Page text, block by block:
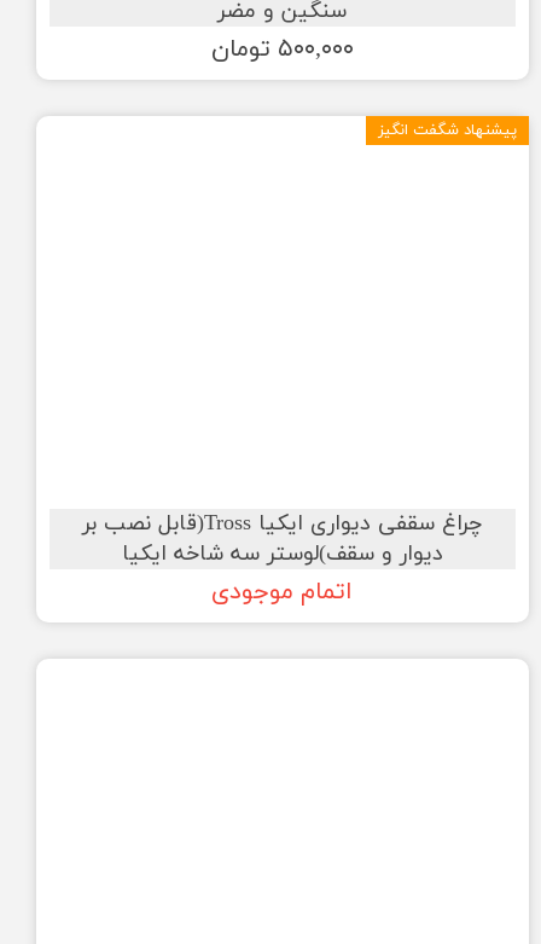
سنگین و مضر
۵۰۰,۰۰۰ تومان
چراغ سقفی دیواری ایکیا Tross(قابل نصب بر
دیوار و سقف)لوستر سه شاخه ایکیا
اتمام موجودی
پیشنهاد شگفت انگیز